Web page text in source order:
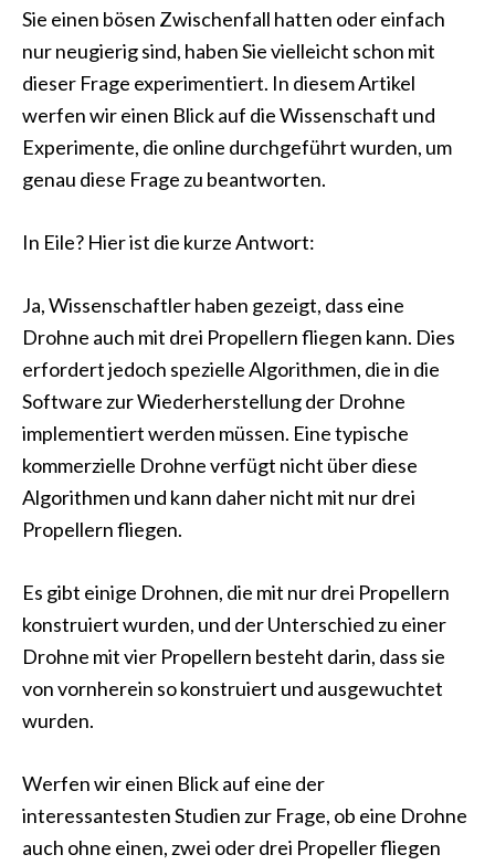
Sie einen bösen Zwischenfall hatten oder einfach
nur neugierig sind, haben Sie vielleicht schon mit
dieser Frage experimentiert. In diesem Artikel
werfen wir einen Blick auf die Wissenschaft und
Experimente, die online durchgeführt wurden, um
genau diese Frage zu beantworten.
In Eile? Hier ist die kurze Antwort:
Ja, Wissenschaftler haben gezeigt, dass eine
Drohne auch mit drei Propellern fliegen kann. Dies
erfordert jedoch spezielle Algorithmen, die in die
Software zur Wiederherstellung der Drohne
implementiert werden müssen. Eine typische
kommerzielle Drohne verfügt nicht über diese
Algorithmen und kann daher nicht mit nur drei
Propellern fliegen.
Es gibt einige Drohnen, die mit nur drei Propellern
konstruiert wurden, und der Unterschied zu einer
Drohne mit vier Propellern besteht darin, dass sie
von vornherein so konstruiert und ausgewuchtet
wurden.
Werfen wir einen Blick auf eine der
interessantesten Studien zur Frage, ob eine Drohne
auch ohne einen, zwei oder drei Propeller fliegen